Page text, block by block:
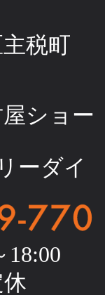
税町
ショー
ーダイ